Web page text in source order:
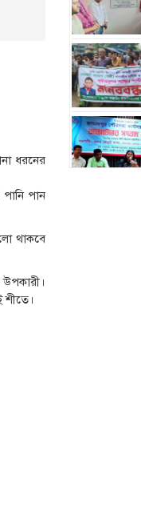
ধরনের
পান
থাকবে
শীতে।